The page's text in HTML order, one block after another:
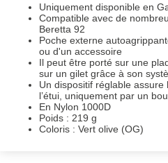
Uniquement disponible en
Compatible avec de
Beretta 92
Poche externe
ou d'un accessoire
Il peut être porté sur une
sur un gilet grâce à son
Un dispositif réglable assure
l’étui, uniquement par un
En Nylon 1000D
Poids : 219 g
Coloris : Vert olive (OG)